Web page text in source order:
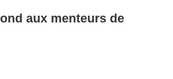
aux menteurs de